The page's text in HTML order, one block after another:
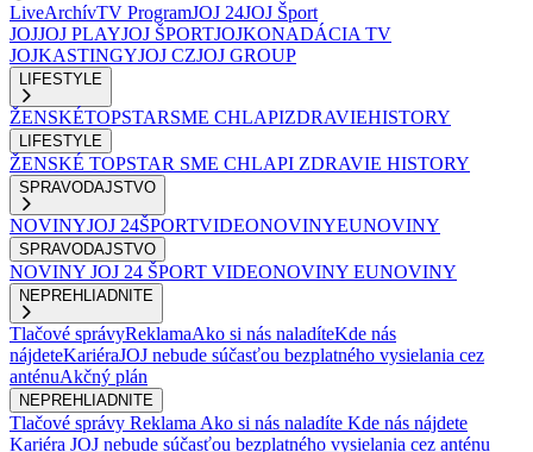
LiveArchívTV ProgramJOJ 24JOJ Šport
JOJJOJ PLAYJOJ ŠPORTJOJKONADÁCIA TV
JOJKASTINGYJOJ CZJOJ GROUP
LIFESTYLE
ŽENSKÉTOPSTARSME CHLAPIZDRAVIEHISTORY
LIFESTYLE
ŽENSKÉ TOPSTAR SME CHLAPI ZDRAVIE HISTORY
SPRAVODAJSTVO
NOVINYJOJ 24ŠPORTVIDEONOVINYEUNOVINY
SPRAVODAJSTVO
NOVINY JOJ 24 ŠPORT VIDEONOVINY EUNOVINY
NEPREHLIADNITE
Tlačové správyReklamaAko si nás naladíteKde nás
nájdeteKariéraJOJ nebude súčasťou bezplatného vysielania cez
anténuAkčný plán
NEPREHLIADNITE
Tlačové správy Reklama Ako si nás naladíte Kde nás nájdete
Kariéra JOJ nebude súčasťou bezplatného vysielania cez anténu